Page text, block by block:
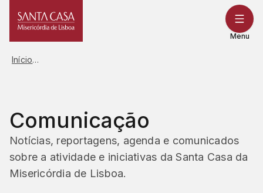
para
Menu
Início
Comunicação
Notícias, reportagens, agenda e comunicados
sobre a atividade e iniciativas da Santa Casa da
Misericórdia de Lisboa.